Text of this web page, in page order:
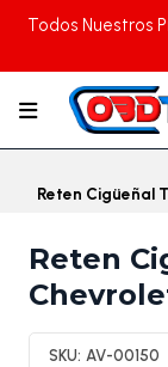
Todos Nuestros
Reten Cigüeñal
Reten
SKU: AV-00150